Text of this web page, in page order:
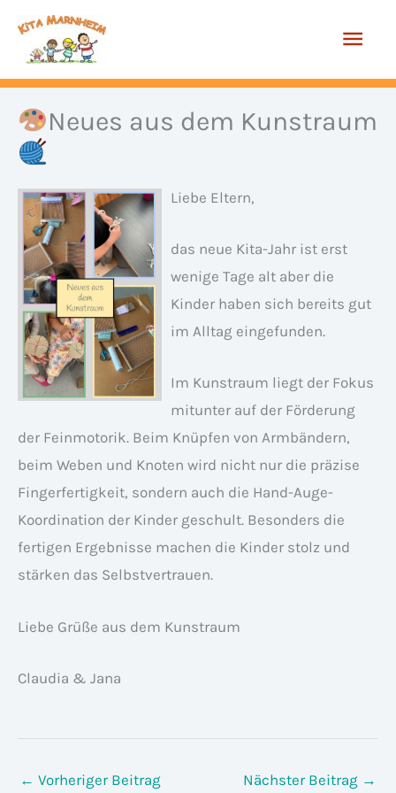
Inhalt
springen
Neues aus dem Kunstraum
Liebe Eltern,
das neue Kita-Jahr ist erst
wenige Tage alt aber die
Kinder haben sich bereits gut
im Alltag eingefunden.
Im Kunstraum liegt der Fokus
mitunter auf der Förderung
der Feinmotorik. Beim Knüpfen von Armbändern,
beim Weben und Knoten wird nicht nur die präzise
Fingerfertigkeit, sondern auch die Hand-Auge-
Koordination der Kinder geschult. Besonders die
fertigen Ergebnisse machen die Kinder stolz und
stärken das Selbstvertrauen.
Liebe Grüße aus dem Kunstraum
Claudia & Jana
← Vorheriger Beitrag Nächster Beitrag →